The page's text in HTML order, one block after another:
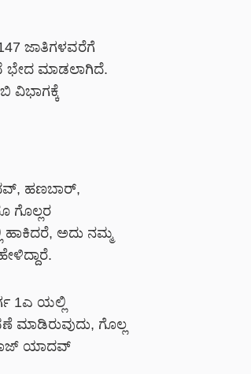
ಜಾತಿಗಳವರೆಗೆ
ಭೇದ ಮಾಡಲಾಗಿದೆ.
ವಿಭಾಗಕ್ಕೆ
ಹಣಬಾರ್,
ಗೊಲ್ಲರ
ಹಾಕಿದರೆ, ಅದು ನಮ್ಮ
1ಎ ಯಲ್ಲಿ
ಗೊಲ್ಲ
ಯಾದವ್